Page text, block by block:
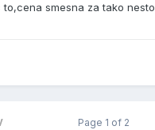
to,cena smesna za tako
Page 1 of 2